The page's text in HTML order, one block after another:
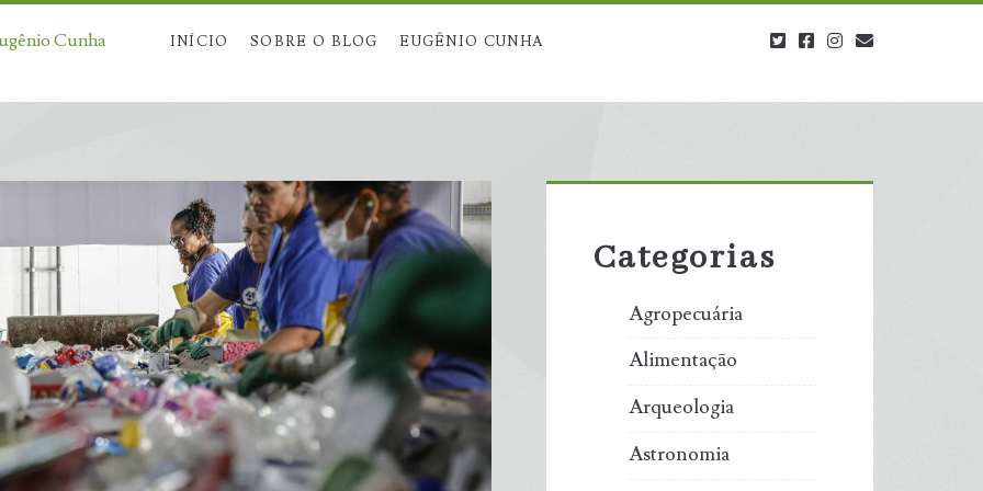
Cunha INÍCIO SOBRE O BLOG EUGÊNIO CUNHA twitterfacebookinstagram
Sidebar
Categorias
Agropecuária
Alimentação
Arqueologia
Astronomia